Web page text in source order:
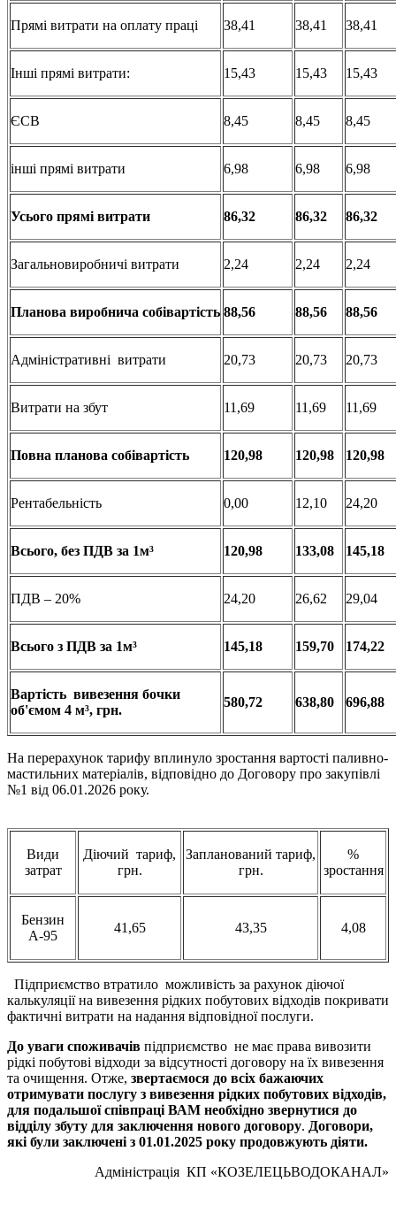
Прямі витрати на оплату праці 38,41 38,41 38,41
Інші прямі витрати: 15,43 15,43 15,43
ЄСВ 8,45 8,45 8,45
інші прямі витрати 6,98 6,98 6,98
Усього прямі витрати 86,32 86,32 86,32
Загальновиробничі витрати 2,24 2,24 2,24
Планова виробнича собівартість 88,56 88,56 88,56
Адміністративні витрати 20,73 20,73 20,73
Витрати на збут 11,69 11,69 11,69
Повна планова собівартість 120,98 120,98 120,98
Рентабельність 0,00 12,10 24,20
Всього, без ПДВ за 1м³ 120,98 133,08 145,18
ПДВ – 20% 24,20 26,62 29,04
Всього з ПДВ за 1м³ 145,18 159,70 174,22
Вартість вивезення бочки
об'ємом 4 м³, грн.
580,72 638,80 696,88
На перерахунок тарифу вплинуло зростання вартості паливно-
мастильних матеріалів, відповідно до Договору про закупівлі
№1 від 06.01.2026 року.
Види
затрат
Діючий тариф,
грн.
Запланований тариф,
грн.
%
зростання
Бензин
А-95
41,65 43,35 4,08
Підприємство втратило можливість за рахунок діючої
калькуляції на вивезення рідких побутових відходів покривати
фактичні витрати на надання відповідної послуги.
До уваги споживачів підприємство не має права вивозити
рідкі побутові відходи за відсутності договору на їх вивезення
та очищення. Отже, звертаємося до всіх бажаючих
отримувати послугу з вивезення рідких побутових відходів,
для подальшої співпраці ВАМ необхідно звернутися до
відділу збуту для заключення нового договору. Договори,
які були заключені з 01.01.2025 року продовжують діяти.
Адміністрація КП «КОЗЕЛЕЦЬВОДОКАНАЛ»